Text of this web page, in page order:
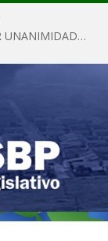
PROJETO DE LEI 002/2026 APROVADO POR UNANIMIDADE EM SESSÃO ORDINÁRIA NESTA QUINTA – FEIRA 28 DE MAIO DE 2026